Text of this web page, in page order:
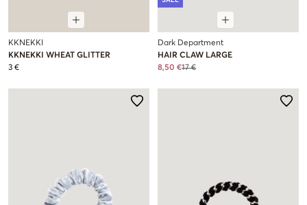
KKNEKKI
KKNEKKI WHEAT GLITTER
3 €
Dark Department
HAIR CLAW LARGE
8,50 €17 €